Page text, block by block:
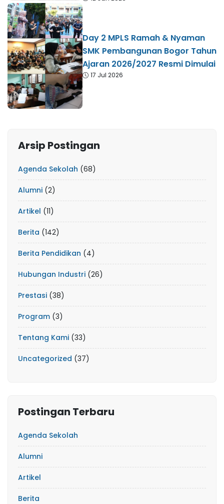
Day 2 MPLS Ramah & Nyaman
SMK Pembangunan Bogor Tahun
Ajaran 2026/2027 Resmi Dimulai
17 Jul 2026
Arsip Postingan
Agenda Sekolah (68)
Alumni (2)
Artikel (11)
Berita (142)
Berita Pendidikan (4)
Hubungan Industri (26)
Prestasi (38)
Program (3)
Tentang Kami (33)
Uncategorized (37)
Postingan Terbaru
Agenda Sekolah
Alumni
Artikel
Berita